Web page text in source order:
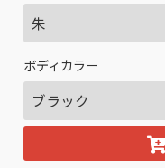
ボディカラー